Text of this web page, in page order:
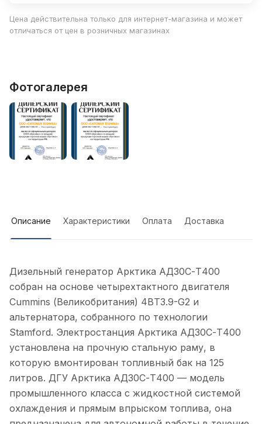
Цена действительна только для интернет-магазина и может
отличаться от цен в розничных магазинах
Фотогалерея
Описание Характеристики Оплата Доставка
Дизельный генератор Арктика АД30С-Т400
собран на основе четырехтактного двигателя
Cummins (Великобритания) 4BТ3.9-G2 и
альтернатора, собранного по технологии
Stamford. Электростанция Арктика АД30С-Т400
установлена на прочную стальную раму, в
которую вмонтирован топливный бак на 125
литров. ДГУ Арктика АД30С-Т400 — модель
промышленного класса с жидкостной системой
охлаждения и прямым впрыском топлива, она